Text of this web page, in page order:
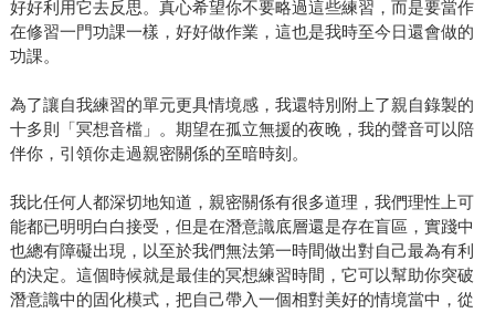
好好利用它去反思。真心希望你不要略過這些練習，而是要當作
在修習一門功課一樣，好好做作業，這也是我時至今日還會做的
功課。
為了讓自我練習的單元更具情境感，我還特別附上了親自錄製的
十多則「冥想音檔」。期望在孤立無援的夜晚，我的聲音可以陪
伴你，引領你走過親密關係的至暗時刻。
我比任何人都深切地知道，親密關係有很多道理，我們理性上可
能都已明明白白接受，但是在潛意識底層還是存在盲區，實踐中
也總有障礙出現，以至於我們無法第一時間做出對自己最為有利
的決定。這個時候就是最佳的冥想練習時間，它可以幫助你突破
潛意識中的固化模式，把自己帶入一個相對美好的情境當中，從